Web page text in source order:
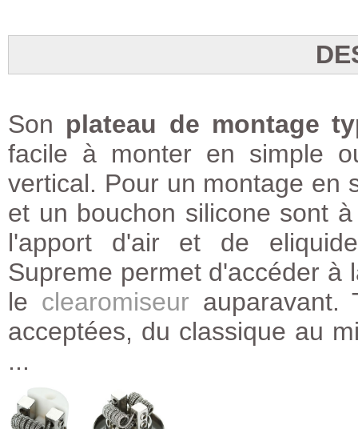
Son plateau de montage
facile à monter en simple
vertical. Pour un montage en
et un bouchon silicone sont
l'apport d'air et de
Supreme permet d'accéder à
le clearomiseur auparavant.
acceptées, du classique au
...